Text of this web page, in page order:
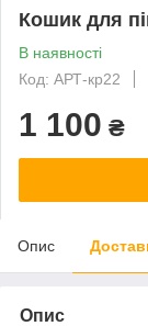
Кошик для
В наявності
Код: АРТ-кр22
1 100 ₴
Опис
Опис